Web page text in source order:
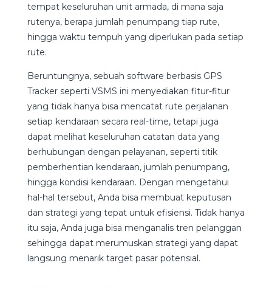
tempat keseluruhan unit armada, di mana saja
rutenya, berapa jumlah penumpang tiap rute,
hingga waktu tempuh yang diperlukan pada setiap
rute.
Beruntungnya, sebuah software berbasis GPS
Tracker seperti VSMS ini menyediakan fitur-fitur
yang tidak hanya bisa mencatat rute perjalanan
setiap kendaraan secara real-time, tetapi juga
dapat melihat keseluruhan catatan data yang
berhubungan dengan pelayanan, seperti titik
pemberhentian kendaraan, jumlah penumpang,
hingga kondisi kendaraan. Dengan mengetahui
hal-hal tersebut, Anda bisa membuat keputusan
dan strategi yang tepat untuk efisiensi. Tidak hanya
itu saja, Anda juga bisa menganalis tren pelanggan
sehingga dapat merumuskan strategi yang dapat
langsung menarik target pasar potensial.